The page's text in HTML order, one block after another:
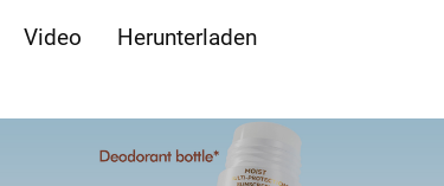
Video
Herunterladen